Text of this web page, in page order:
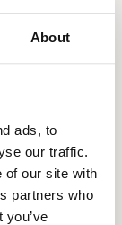
About
ads, to
our traffic.
of our site with
partners who